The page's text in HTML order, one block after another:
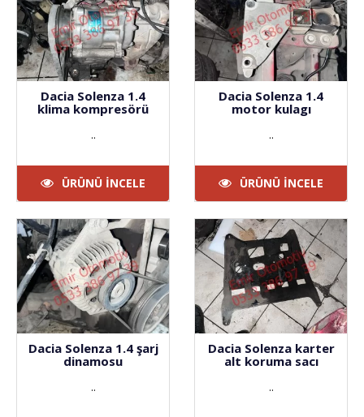
Dacia Solenza 1.4
klima kompresörü
..
ÜRÜNÜ İNCELE
Dacia Solenza 1.4
motor kulagı
..
ÜRÜNÜ İNCELE
Dacia Solenza 1.4 şarj
dinamosu
..
Dacia Solenza karter
alt koruma sacı
..